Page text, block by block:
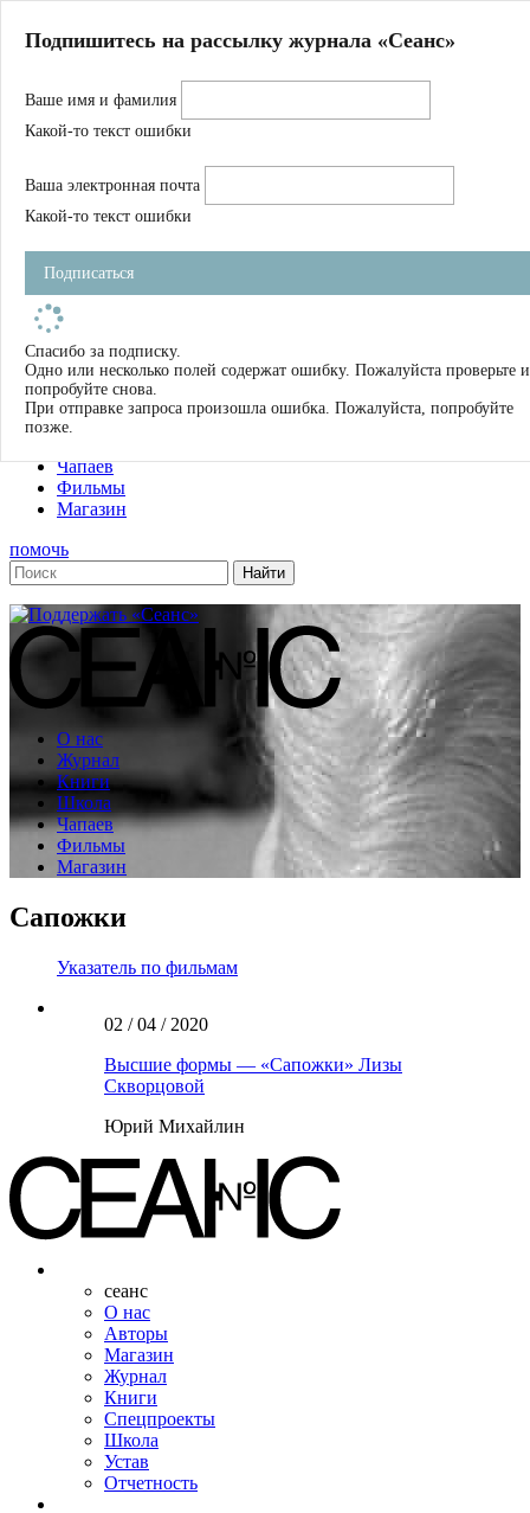
Магазин
Журнал
Школа
Устав
Фильмы
Имена
Тэги
О нас
Журнал
Книги
Чапаев
Фильмы
Магазин
помочь
О нас
Журнал
Книги
Школа
Чапаев
Фильмы
Магазин
Сапожки
Указатель по фильмам
02 / 04 / 2020
Высшие формы — «Сапожки» Лизы
Скворцовой
Юрий Михайлин
сеанс
О нас
Авторы
Магазин
Журнал
Книги
Спецпроекты
Школа
Устав
Отчетность
Подпишитесь на рассылку журнала «Сеанс»
Ваше имя и фамилия
Какой-то текст ошибки
Ваша электронная почта
Какой-то текст ошибки
Подписаться
Спасибо за подписку.
Одно или несколько полей содержат ошибку. Пожалуйста проверьте и
попробуйте снова.
При отправке запроса произошла ошибка. Пожалуйста, попробуйте
позже.